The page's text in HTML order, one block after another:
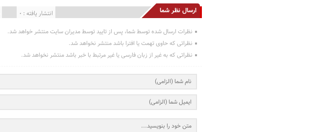
ارسال نظر شما انتشار یافته : 0
نظرات ارسال شده توسط شما، پس از تایید توسط مدیران سایت منتشر خواهد شد.
نظراتی که حاوی تهمت یا افترا باشد منتشر نخواهد شد.
نظراتی که به غیر از زبان فارسی یا غیر مرتبط با خبر باشد منتشر نخواهد شد.